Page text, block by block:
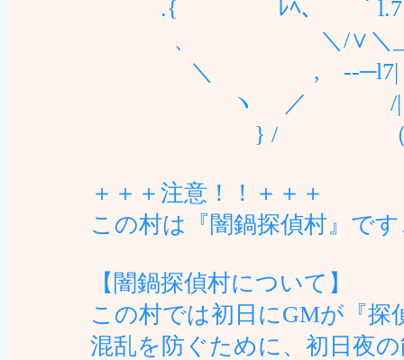
.{ ﾚﾍ、 ｀l.7ァ
、 ＼/∨＼_ｒ
＼ , -‐─l7|
ヽ ／ /| l/
} / （｀
＋＋＋注意！！＋＋＋
この村は『闇鍋探偵村』で
【闇鍋探偵村について】
この村では初日にGMが『探
混乱を防ぐために、初日夜